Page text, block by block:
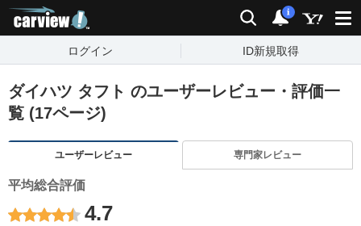
検索 通知
i
ログイン ID新規取得
ダイハツ タフト のユーザーレビュー・評価一
覧 (17ページ)
ユーザーレビュー 専門家レビュー
平均総合評価
4.7